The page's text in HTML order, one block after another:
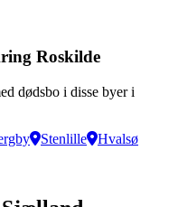
Roskilde
dødsbo i disse byer i
Stenlille
Hvalsø